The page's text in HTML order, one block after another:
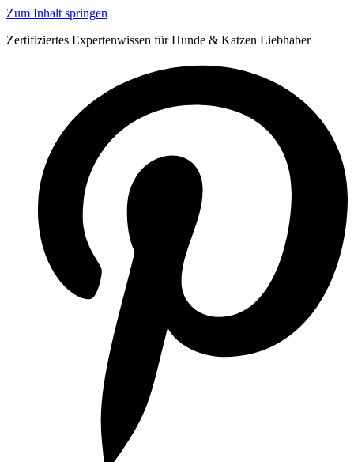
Zum Inhalt springen
Zertifiziertes Expertenwissen für Hunde & Katzen Liebhaber